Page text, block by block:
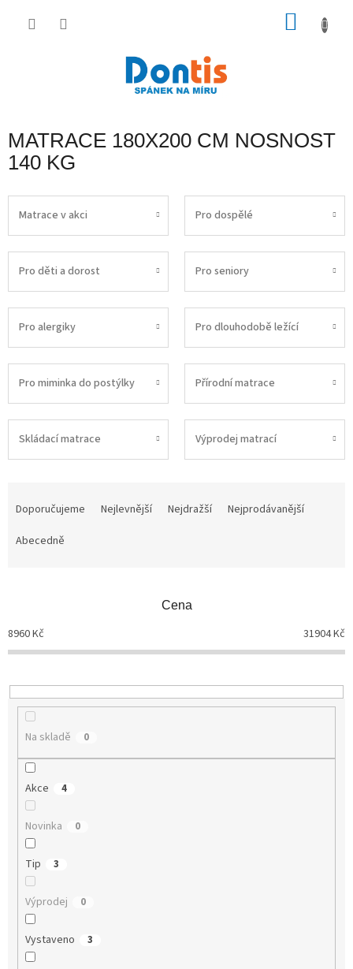
MATRACE 180X200 CM NOSNOST
140 KG
Matrace v akci Pro dospělé
Pro děti a dorost Pro seniory
Pro alergiky Pro dlouhodobě ležící
Pro miminka do postýlky Přírodní matrace
Skládací matrace Výprodej matrací
o
d
k
t
Doporučujeme Nejlevnější Nejdražší
Nejprodávanější
Abecedně
Cena
8960Kč 31904Kč
Na skladě 0
Akce 4
Novinka 0
Tip 3
Výprodej 0
Vystaveno 3